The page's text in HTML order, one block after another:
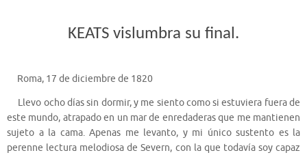
KEATS vislumbra su final.
Roma, 17 de diciembre de 1820
Llevo ocho días sin dormir, y me siento como si estuviera fuera de
este mundo, atrapado en un mar de enredaderas que me mantienen
sujeto a la cama. Apenas me levanto, y mi único sustento es la
perenne lectura melodiosa de Severn, con la que todavía soy capaz